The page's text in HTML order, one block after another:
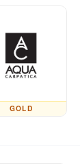
GOLD